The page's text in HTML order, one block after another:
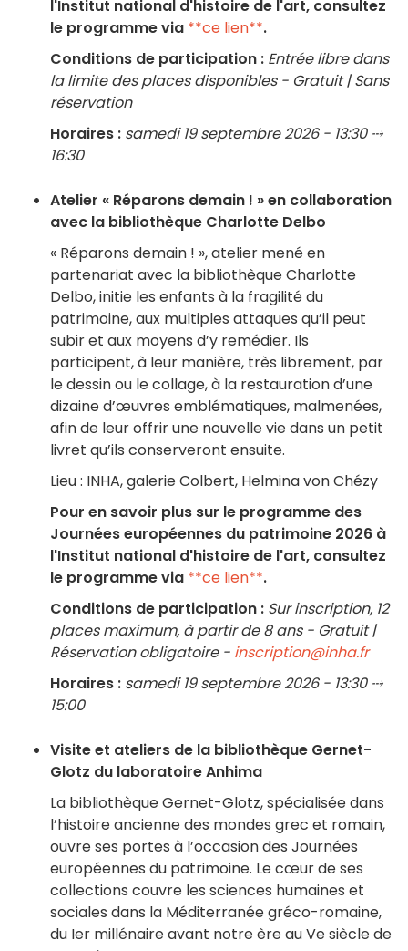
l'Institut national d'histoire de l'art, consultez
le programme via **ce lien**.
Conditions de participation : Entrée libre dans
la limite des places disponibles - Gratuit | Sans
réservation
Horaires : samedi 19 septembre 2026 - 13:30 ⤏
16:30
Atelier « Réparons demain ! » en collaboration
avec la bibliothèque Charlotte Delbo
« Réparons demain ! », atelier mené en
partenariat avec la bibliothèque Charlotte
Delbo, initie les enfants à la fragilité du
patrimoine, aux multiples attaques qu’il peut
subir et aux moyens d’y remédier. Ils
participent, à leur manière, très librement, par
le dessin ou le collage, à la restauration d’une
dizaine d’œuvres emblématiques, malmenées,
afin de leur offrir une nouvelle vie dans un petit
livret qu’ils conserveront ensuite.
Lieu : INHA, galerie Colbert, Helmina von Chézy
Pour en savoir plus sur le programme des
Journées européennes du patrimoine 2026 à
l'Institut national d'histoire de l'art, consultez
le programme via **ce lien**.
Conditions de participation : Sur inscription, 12
places maximum, à partir de 8 ans - Gratuit |
Réservation obligatoire - inscription@inha.fr
Horaires : samedi 19 septembre 2026 - 13:30 ⤏
15:00
Visite et ateliers de la bibliothèque Gernet-
Glotz du laboratoire Anhima
La bibliothèque Gernet-Glotz, spécialisée dans
l’histoire ancienne des mondes grec et romain,
ouvre ses portes à l’occasion des Journées
européennes du patrimoine. Le cœur de ses
collections couvre les sciences humaines et
sociales dans la Méditerranée gréco-romaine,
du Ier millénaire avant notre ère au Ve siècle de